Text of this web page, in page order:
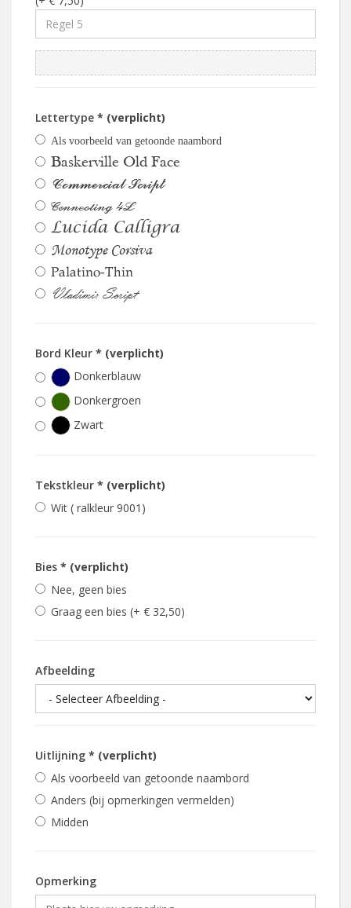
Lettertype * (verplicht)
Als voorbeeld van getoonde naambord
Baskerville Old Face
Commercial Script
Connecting 4L
Lucida Calligra
Monotype Corsiva
Palatino-Thin
Vladimir Script
Bord Kleur * (verplicht)
Donkerblauw
Donkergroen
Zwart
Tekstkleur * (verplicht)
Wit ( ralkleur 9001)
Bies * (verplicht)
Nee, geen bies
Graag een bies (+ € 32,50)
Afbeelding
Uitlijning * (verplicht)
Als voorbeeld van getoonde naambord
Anders (bij opmerkingen vermelden)
Midden
Opmerking